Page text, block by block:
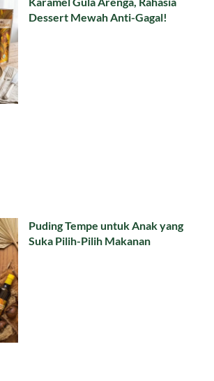
Dessert Mewah Anti-Gagal!
Puding Tempe untuk Anak yang
Suka Pilih-Pilih Makanan